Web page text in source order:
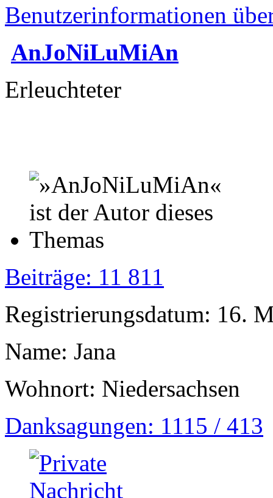
Benutzerinformationen
AnJoNiLuMiAn
Erleuchteter
Beiträge: 11 811
Registrierungsdatum: 16.
Name: Jana
Wohnort: Niedersachsen
Danksagungen: 1115 / 413